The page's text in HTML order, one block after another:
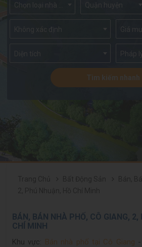
Quận huyện
Không xác định Giá
Pháp
Tìm kiếm nhanh
BÁN, BÁN NHÀ PHỐ, CÔ GIANG, 2,
CHÍ MINH
Khu vực: Bán nhà phố tại Cô Giang -